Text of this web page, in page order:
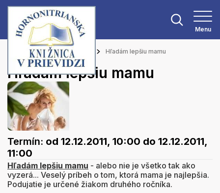
Menu
Hlavná stránka Podujatia Hľadám lepšiu mamu
Hľadám lepšiu mamu
Termín: od 12.12.2011, 10:00 do 12.12.2011,
11:00
Hľadám lepšiu mamu - alebo nie je všetko tak ako
vyzerá... Veselý príbeh o tom, ktorá mama je najlepšia.
Podujatie je určené žiakom druhého ročníka.